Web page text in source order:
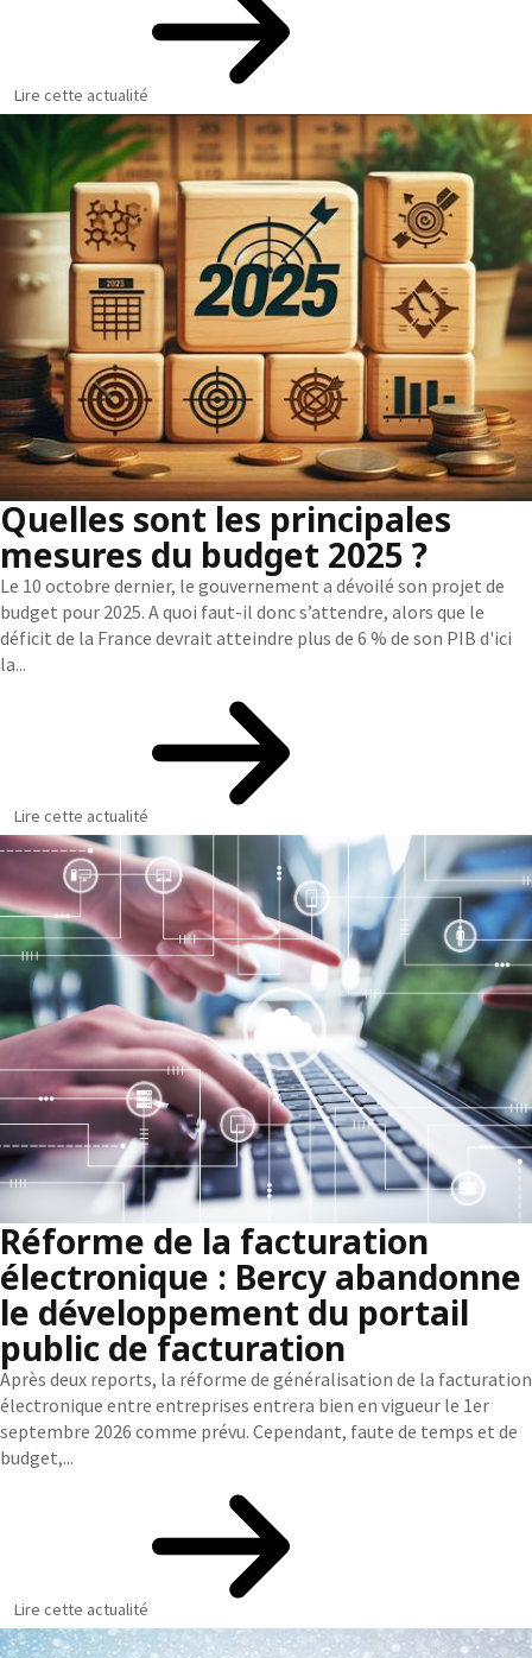
Lire cette actualité
Quelles sont les principales
mesures du budget 2025 ?
Le 10 octobre dernier, le gouvernement a dévoilé son projet de
budget pour 2025. A quoi faut-il donc s’attendre, alors que le
déficit de la France devrait atteindre plus de 6 % de son PIB d'ici
la...
Lire cette actualité
Réforme de la facturation
électronique : Bercy abandonne
le développement du portail
public de facturation
Après deux reports, la réforme de généralisation de la facturation
électronique entre entreprises entrera bien en vigueur le 1er
septembre 2026 comme prévu. Cependant, faute de temps et de
budget,...
Lire cette actualité